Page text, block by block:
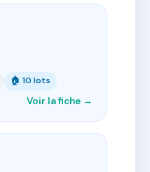
🏠 10 lots
Voir la fiche →